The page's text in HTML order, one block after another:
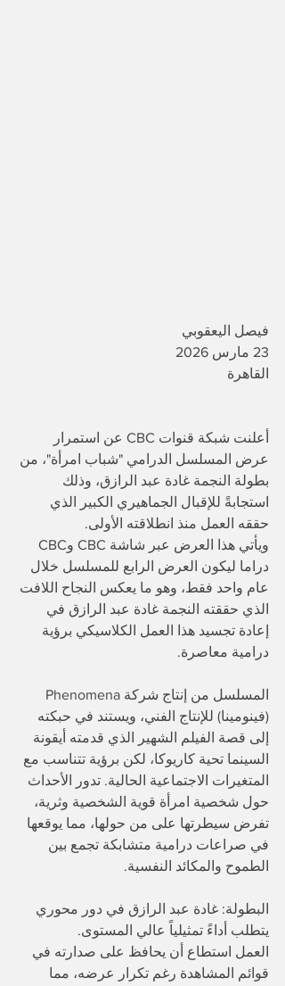
فيصل اليعقوبي
23 مارس 2026
القاهرة
أعلنت شبكة قنوات CBC عن استمرار
عرض المسلسل الدرامي "شباب امرأة"، من
بطولة النجمة غادة عبد الرازق، وذلك
استجابةً للإقبال الجماهيري الكبير الذي
حققه العمل منذ انطلاقته الأولى.
دراما ليكون العرض الرابع للمسلسل خلال
عام واحد فقط، وهو ما يعكس النجاح اللافت
الذي حققته النجمة غادة عبد الرازق في
إعادة تجسيد هذا العمل الكلاسيكي برؤية
درامية معاصرة.
(فينومينا) للإنتاج الفني، ويستند في حبكته
إلى قصة الفيلم الشهير الذي قدمته أيقونة
السينما تحية كاريوكا، لكن برؤية تتناسب مع
المتغيرات الاجتماعية الحالية. تدور الأحداث
حول شخصية امرأة قوية الشخصية وثرية،
تفرض سيطرتها على من حولها، مما يوقعها
في صراعات درامية متشابكة تجمع بين
الطموح والمكائد النفسية.
​البطولة: غادة عبد الرازق في دور محوري
يتطلب أداءً تمثيلياً عالي المستوى.
العمل استطاع أن يحافظ على صدارته في
قوائم المشاهدة رغم تكرار عرضه، مما